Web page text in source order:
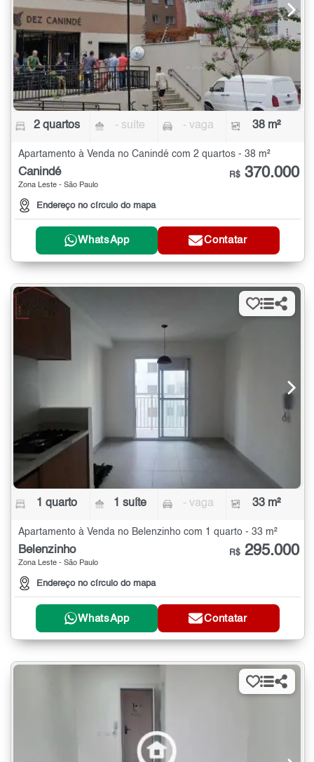
2 quartos - suíte - vaga 38 m²
Apartamento à Venda no Canindé com 2 quartos - 38 m²
Canindé
Zona Leste - São Paulo
Endereço no círculo do mapa
R$ 370.000
WhatsApp Contatar
1 quarto 1 suíte - vaga 33 m²
Apartamento à Venda no Belenzinho com 1 quarto - 33 m²
Belenzinho
Zona Leste - São Paulo
Endereço no círculo do mapa
R$ 295.000
WhatsApp Contatar